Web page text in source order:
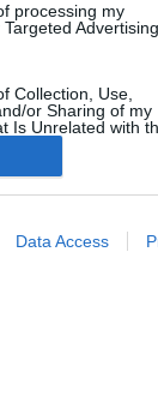
processing my
Collection, Use,
or Sharing of my
Is Unrelated with
it was collected.
Data Access